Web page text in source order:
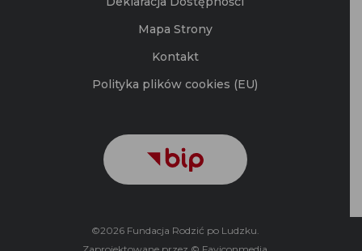
Deklaracja Dostępności
Mapa Strony
Kontakt
Polityka plików cookies (EU)
©2026 Fundacja Rodzić po Ludzku.